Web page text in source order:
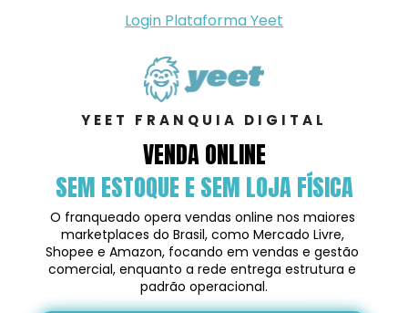
Login Plataforma Yeet
YEET FRANQUIA DIGITAL
VENDA ONLINE
SEM ESTOQUE E SEM LOJA FÍSICA
O franqueado opera vendas online nos maiores
marketplaces do Brasil, como Mercado Livre,
Shopee e Amazon, focando em vendas e gestão
comercial, enquanto a rede entrega estrutura e
padrão operacional.